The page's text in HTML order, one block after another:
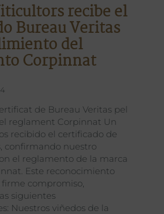
recibe el
Bureau Veritas
del
Corpinnat
de Bureau Veritas pel
reglament Corpinnat Un
recibido el certificado de
confirmando nuestro
el reglamento de la marca
Este reconocimiento
compromiso,
siguientes
Nuestros viñedos de la